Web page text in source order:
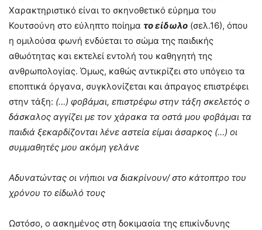
Χαρακτηριστικό είναι το σκηνοθετικό εύρημα του
Κουτσούνη στο εύληπτο ποίημα το είδωλο (σελ.16), όπου
η ομιλούσα φωνή ενδύεται το σώμα της παιδικής
αθωότητας και εκτελεί εντολή του καθηγητή της
ανθρωπολογίας. Όμως, καθώς αντικρίζει στο υπόγειο τα
εποπτικά όργανα, συγκλονίζεται και άπραγος επιστρέφει
στην τάξη: (…) φοβάμαι, επιστρέφω στην τάξη σκελετός ο
δάσκαλος αγγίζει με τον χάρακα τα οστά μου φοβάμαι τα
παιδιά ξεκαρδίζονται λένε αστεία είμαι άσαρκος (…) οι
συμμαθητές μου ακόμη γελάνε
Αδυνατώντας οι νήπιοι να διακρίνουν/ στο κάτοπτρο του
χρόνου το είδωλό τους
Ωστόσο, ο ασκημένος στη δοκιμασία της επικίνδυνης